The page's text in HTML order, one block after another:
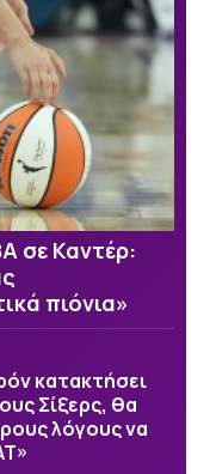
σε Καντέρ:
πιόνια»
κατακτήσει
Σίξερς, θα
λόγους να